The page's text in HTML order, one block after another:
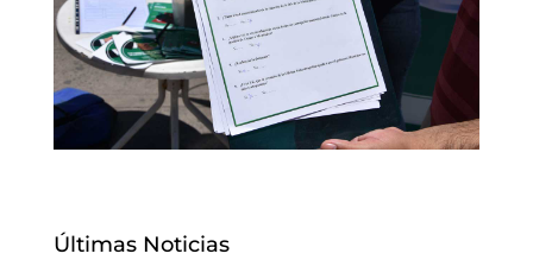
Últimas Noticias